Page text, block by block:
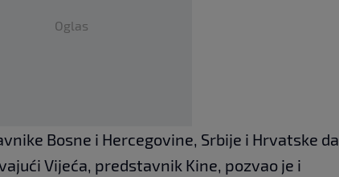
Oglas
Bosne i Hercegovine, Srbije i Hrvatske da
Vijeća, predstavnik Kine, pozvao je i